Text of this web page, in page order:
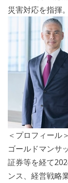
災害対応を指揮
＜プロフィー
ゴールドマンサ
証券等を経て
ンス、経営戦略